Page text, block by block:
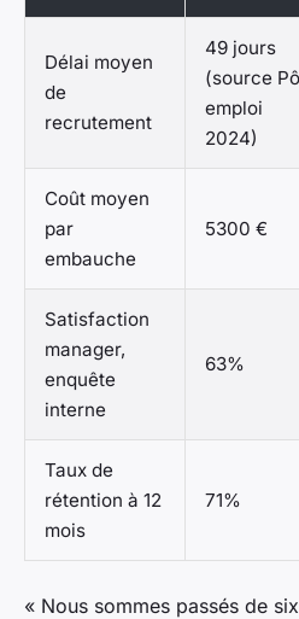
Délai moyen
de
recrutement
49 jours
(source
emploi
2024)
Coût moyen
par
embauche
5300 €
Satisfaction
manager,
enquête
interne
63%
Taux de
rétention à 12
mois
71%
« Nous sommes passés de